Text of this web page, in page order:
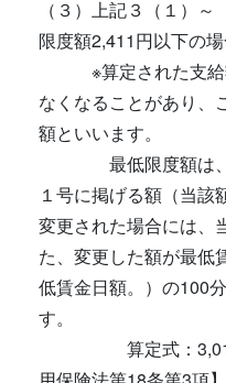
（３）上記３（１）
限度額2,411円以下の
※算定された支給
なくなることがあり、
額といいます。
最低限度額は、雇
１号に掲げる額（当該
変更された場合には、
た、変更した額が最低
低賃金日額。）の100
す。
算定式：3,014円